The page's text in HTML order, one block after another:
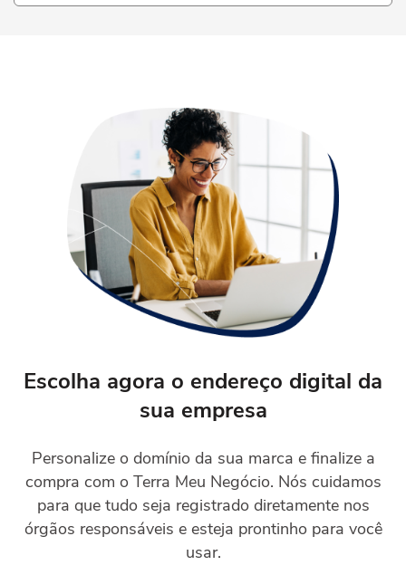
Escolha agora o endereço digital da
sua empresa
Personalize o domínio da sua marca e finalize a
compra com o Terra Meu Negócio. Nós cuidamos
para que tudo seja registrado diretamente nos
órgãos responsáveis e esteja prontinho para você
usar.